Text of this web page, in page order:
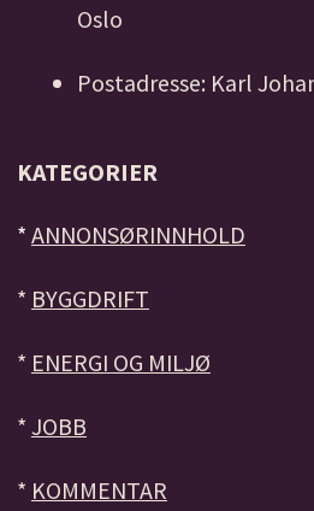
Oslo
Postadresse: Karl
KATEGORIER
* ANNONSØRINNHOLD
* BYGGDRIFT
* ENERGI OG MILJØ
* JOBB
* KOMMENTAR